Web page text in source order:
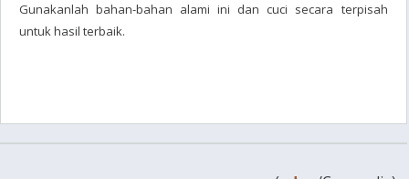
Gunakanlah bahan-bahan alami ini dan cuci secara terpisah
untuk hasil terbaik.